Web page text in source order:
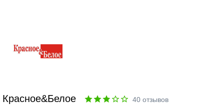
Красное&Белое 40 отзывов